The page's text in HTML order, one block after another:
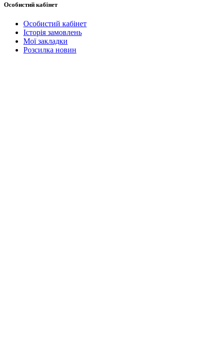
Особистий кабінет
Особистий кабінет
Історія замовлень
Мої закладки
Розсилка новин